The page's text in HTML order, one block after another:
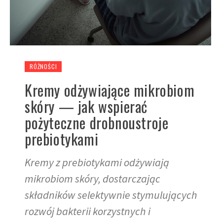
RÓŻNOŚCI
Kremy odżywiające mikrobiom
skóry — jak wspierać
pożyteczne drobnoustroje
prebiotykami
Kremy z prebiotykami odżywiają
mikrobiom skóry, dostarczając
składników selektywnie stymulujących
rozwój bakterii korzystnych i